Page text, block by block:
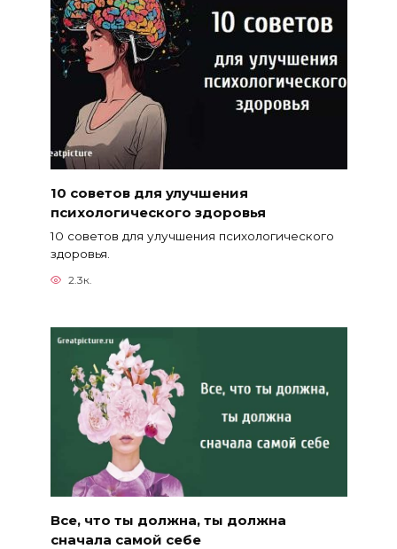
10 советов для улучшения
психологического здоровья
10 советов для улучшения психологического
здоровья.
2.3к.
Все, что ты должна, ты должна
сначала самой себе